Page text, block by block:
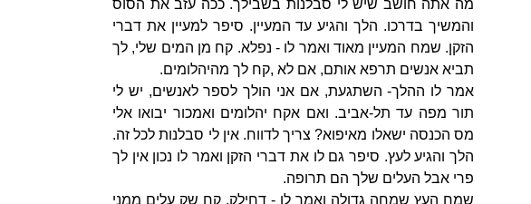
מה אתה חושב שיש לי סבלנות בשבילך. ככה עזב את הסוס
והמשיך בדרכו. הלך והגיע עד המעיין. סיפר למעיין את דברי
הזקן. שמח המעיין מאוד ואמר לו - נפלא. קח מן המים שלי, לך
תביא אנשים תרפא אותם, אם לא ,קח לך מהיהלומים.
אמר לו ההלך- השתגעת, אם אני הולך לספר לאנשים, יש לי
תור מפה עד תל-אביב. ואם אקח יהלומים ואמכור יבואו אלי
מס הכנסה ישאלו מאיפוא? צריך לדווח. אין לי סבלנות לכל זה.
הלך והגיע לעץ. סיפר גם לו את דברי הזקן ואמר לו נכון אין לך
פרי אבל העלים שלך הם תרופה.
שמח העץ שמחה גדולה ואמר לו - דחילק, קח שק עלים ממני